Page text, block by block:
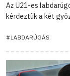
Az U21-es
kérdeztük a két
#LABDARÚGÁS